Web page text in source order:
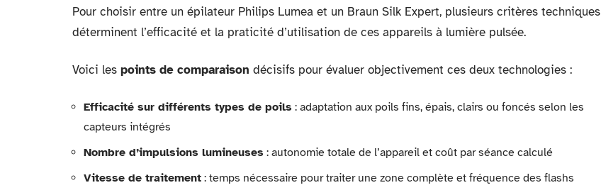
Pour choisir entre un épilateur Philips Lumea et un Braun Silk Expert, plusieurs critères techniques
déterminent l’efficacité et la praticité d’utilisation de ces appareils à lumière pulsée.
Voici les points de comparaison décisifs pour évaluer objectivement ces deux technologies :
Efficacité sur différents types de poils : adaptation aux poils fins, épais, clairs ou foncés selon les
capteurs intégrés
Nombre d’impulsions lumineuses : autonomie totale de l’appareil et coût par séance calculé
Vitesse de traitement : temps nécessaire pour traiter une zone complète et fréquence des flashs